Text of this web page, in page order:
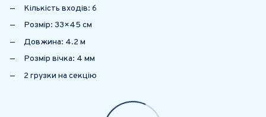
Кількість входів: 6
Розмір: 33×45 см
Довжина: 4.2 м
Розмір вічка: 4 мм
2 грузки на секцію